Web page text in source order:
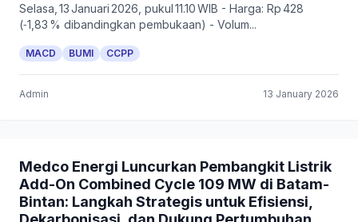
Selasa, 13 Januari 2026, pukul 11.10 WIB - Harga: Rp 428
(‑1,83 % dibandingkan pembukaan) - Volum...
MACD BUMI CCPP
Admin 13 January 2026
Medco Energi Luncurkan Pembangkit Listrik
Add-On Combined Cycle 109 MW di Batam-
Bintan: Langkah Strategis untuk Efisiensi,